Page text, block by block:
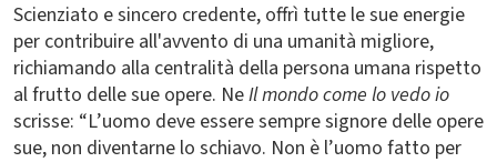
Scienziato e sincero credente, offrì tutte le sue energie
per contribuire all'avvento di una umanità migliore,
richiamando alla centralità della persona umana rispetto
al frutto delle sue opere. NeIl mondo come lo vedo io
scrisse: “L’uomo deve essere sempre signore delle opere
sue, non diventarne lo schiavo. Non è l’uomo fatto per